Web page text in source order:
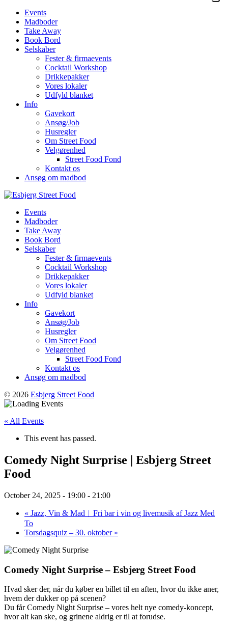
Events
Madboder
Take Away
Book Bord
Selskaber
Fester & firmaevents
Cocktail Workshop
Drikkepakker
Vores lokaler
Udfyld blanket
Info
Gavekort
Ansøg/Job
Husregler
Om Street Food
Velgørenhed
Street Food Fond
Kontakt os
Ansøg om madbod
Events
Madboder
Take Away
Book Bord
Selskaber
Fester & firmaevents
Cocktail Workshop
Drikkepakker
Vores lokaler
Udfyld blanket
Info
Gavekort
Ansøg/Job
Husregler
Om Street Food
Velgørenhed
Street Food Fond
Kontakt os
Ansøg om madbod
© 2026 Esbjerg Street Food
« All Events
This event has passed.
Comedy Night Surprise | Esbjerg Street
Food
October 24, 2025 - 19:00 - 21:00
« Jazz, Vin & Mad︱Fri bar i vin og livemusik af Jazz Med
To
Torsdagsquiz – 30. oktober »
Comedy Night Surprise – Esbjerg Street Food
Hvad sker der, når du køber en billet til en aften, hvor du ikke aner,
hvem der dukker op på scenen?
Du får Comedy Night Surprise – vores helt nye comedy-koncept,
hvor alt kan ske, og grinene aldrig er til at forudse.